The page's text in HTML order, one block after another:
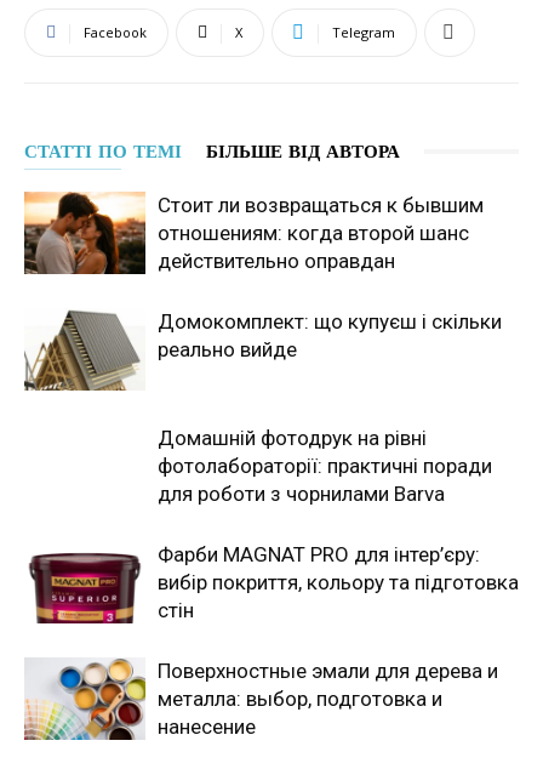
Facebook X Telegram
СТАТТІ ПО ТЕМІ БІЛЬШЕ ВІД АВТОРА
Стоит ли возвращаться к бывшим
отношениям: когда второй шанс
действительно оправдан
Домокомплект: що купуєш і скільки
реально вийде
Домашній фотодрук на рівні
фотолабораторії: практичні поради
для роботи з чорнилами Barva
Фарби MAGNAT PRO для інтер’єру:
вибір покриття, кольору та підготовка
стін
Поверхностные эмали для дерева и
металла: выбор, подготовка и
нанесение